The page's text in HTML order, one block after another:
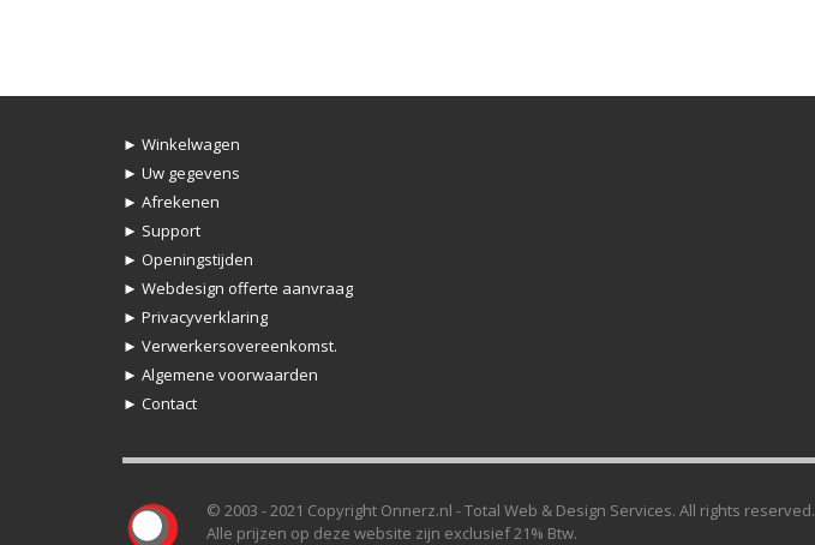
► Winkelwagen
► Uw gegevens
► Afrekenen
► Support
► Openingstijden
► Webdesign offerte aanvraag
► Privacyverklaring
► Verwerkersovereenkomst.
► Algemene voorwaarden
► Contact
© 2003 - 2021 Copyright Onnerz.nl - Total Web & Design Services. All rights reserved.
Alle prijzen op deze website zijn exclusief 21% Btw.